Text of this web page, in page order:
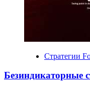
как
они
работают
Стратегии
Безиндикаторные